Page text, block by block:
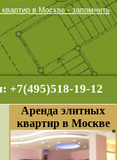
в Москве - запомнить
+7(495)518-19-12
Аренда элитных
квартир в Москве